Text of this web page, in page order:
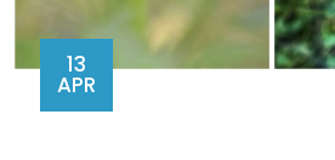
13
APR